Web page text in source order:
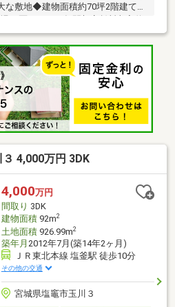
敷地◆建物面積約70坪2階建ての
◆Dovre製薪ストーブ◆建物を囲む
の不動産部門・なんぼや不動産】
し、メリット・デメリットも隠さ
料から→オレンジの【資料請求す
赤の【見学予約する】ボタンか
ル：0120-963-221（年中無休）
4,000万円 3DK
4,000万円
間取り 3DK
建物面積92m2
土地面積926.99m2
築年月 2012年7月(築14年2ヶ月)
ＪＲ東北本線 塩釜駅 徒歩10分
その他の交通
宮城県塩竈市玉川３